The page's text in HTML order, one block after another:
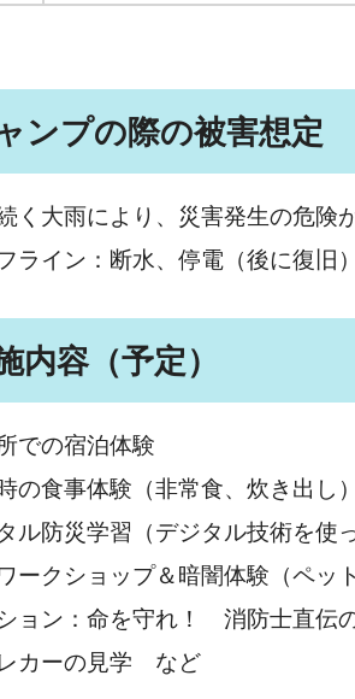
ンプの際の被害想定
大雨により、災害発生の危険
イン：断水、停電（後に復旧
容（予定）
での宿泊体験
食事体験（非常食、炊き出し）
防災学習（デジタル技術を使
クショップ＆暗闇体験（ペッ
ョン：命を守れ！ 消防士直伝
カーの見学 など